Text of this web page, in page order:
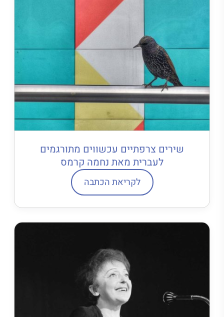
שירים צרפתיים עכשווים מתורגמים
לעברית מאת נחמה קרמס
לקריאת הכתבה